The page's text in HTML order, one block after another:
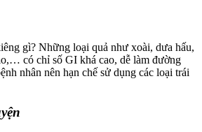
gì? Những loại quả như xoài, dưa hấu,
có chỉ số GI khá cao, dễ làm đường
nhân nên hạn chế sử dụng các loại trái